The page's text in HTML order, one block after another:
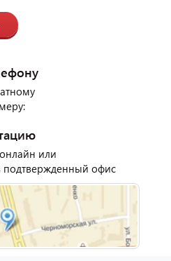
"Ваш
или
подтвержденный офис